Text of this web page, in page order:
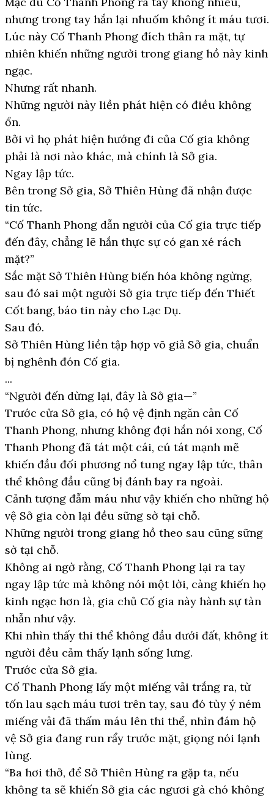
nhưng trong tay hắn lại nhuốm không ít máu tươi.
Lúc này Cố Thanh Phong đích thân ra mặt, tự
nhiên khiến những người trong giang hồ này kinh
ngạc.
Nhưng rất nhanh.
Những người này liền phát hiện có điều không
ổn.
Bởi vì họ phát hiện hướng đi của Cố gia không
phải là nơi nào khác, mà chính là Sở gia.
Ngay lập tức.
Bên trong Sở gia, Sở Thiên Hùng đã nhận được
tin tức.
“Cố Thanh Phong dẫn người của Cố gia trực tiếp
đến đây, chẳng lẽ hắn thực sự có gan xé rách
mặt?”
Sắc mặt Sở Thiên Hùng biến hóa không ngừng,
sau đó sai một người Sở gia trực tiếp đến Thiết
Cốt bang, báo tin này cho Lạc Dụ.
Sau đó.
Sở Thiên Hùng liền tập hợp võ giả Sở gia, chuẩn
bị nghênh đón Cố gia.
...
“Người đến dừng lại, đây là Sở gia—”
Trước cửa Sở gia, có hộ vệ định ngăn cản Cố
Thanh Phong, nhưng không đợi hắn nói xong, Cố
Thanh Phong đã tát một cái, cú tát mạnh mẽ
khiến đầu đối phương nổ tung ngay lập tức, thân
thể không đầu cũng bị đánh bay ra ngoài.
Cảnh tượng đẫm máu như vậy khiến cho những hộ
vệ Sở gia còn lại đều sững sờ tại chỗ.
Những người trong giang hồ theo sau cũng sững
sờ tại chỗ.
Không ai ngờ rằng, Cố Thanh Phong lại ra tay
ngay lập tức mà không nói một lời, càng khiến họ
kinh ngạc hơn là, gia chủ Cố gia này hành sự tàn
nhẫn như vậy.
Khi nhìn thấy thi thể không đầu dưới đất, không ít
người đều cảm thấy lạnh sống lưng.
Trước cửa Sở gia.
Cố Thanh Phong lấy một miếng vải trắng ra, từ
tốn lau sạch máu tươi trên tay, sau đó tùy ý ném
miếng vải đã thấm máu lên thi thể, nhìn đám hộ
vệ Sở gia đang run rẩy trước mặt, giọng nói lạnh
lùng.
“Ba hơi thở, để Sở Thiên Hùng ra gặp ta, nếu
không ta sẽ khiến Sở gia các ngươi gà chó không